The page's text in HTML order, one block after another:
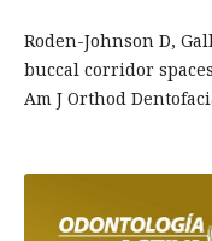
Roden-Johnson D,
buccal corridor
Am J Orthod